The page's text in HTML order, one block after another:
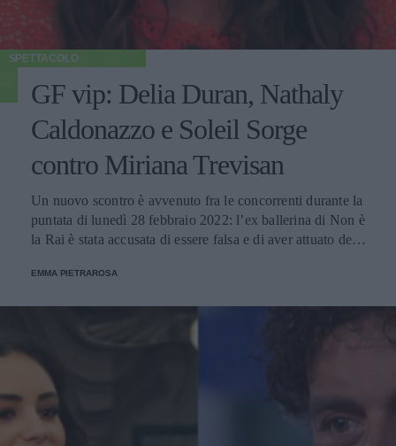
SPETTACOLO
GF vip: Delia Duran, Nathaly
Caldonazzo e Soleil Sorge
contro Miriana Trevisan
Un nuovo scontro è avvenuto fra le concorrenti durante la
puntata di lunedì 28 febbraio 2022: l’ex ballerina di Non è
la Rai è stata accusata di essere falsa e di aver attuato delle
di cuore”.
EMMA PIETRAROSA